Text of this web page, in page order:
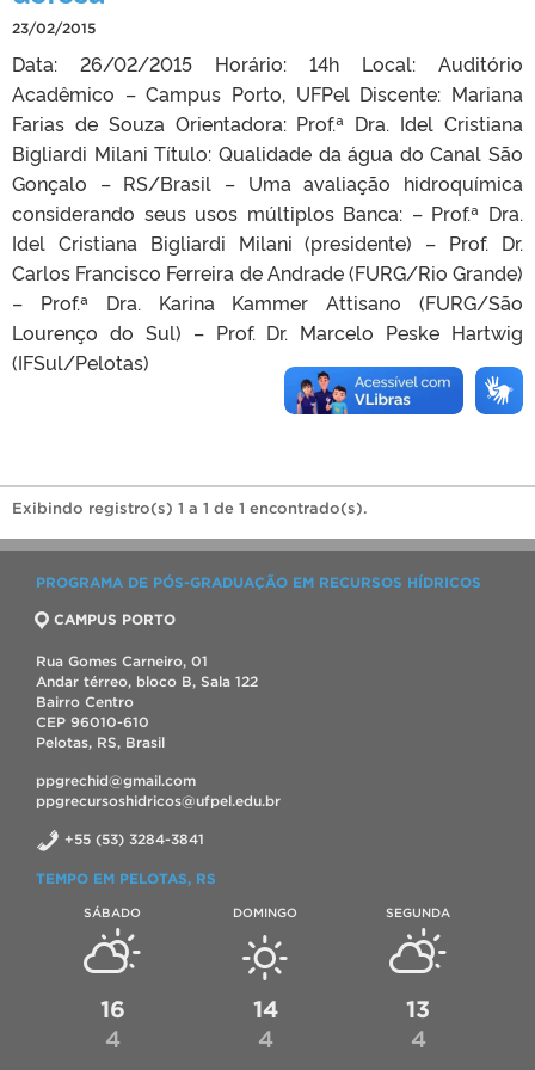
23/02/2015
Data: 26/02/2015 Horário: 14h Local: Auditório
Acadêmico – Campus Porto, UFPel Discente: Mariana
Farias de Souza Orientadora: Prof.ª Dra. Idel Cristiana
Bigliardi Milani Título: Qualidade da água do Canal São
Gonçalo – RS/Brasil – Uma avaliação hidroquímica
considerando seus usos múltiplos Banca: – Prof.ª Dra.
Idel Cristiana Bigliardi Milani (presidente) – Prof. Dr.
Carlos Francisco Ferreira de Andrade (FURG/Rio Grande)
– Prof.ª Dra. Karina Kammer Attisano (FURG/São
Lourenço do Sul) – Prof. Dr. Marcelo Peske Hartwig
(IFSul/Pelotas)
Exibindo registro(s) 1 a 1 de 1 encontrado(s).
PROGRAMA DE PÓS-GRADUAÇÃO EM RECURSOS HÍDRICOS
CAMPUS PORTO
Rua Gomes Carneiro, 01
Andar térreo, bloco B, Sala 122
Bairro Centro
CEP 96010-610
Pelotas, RS, Brasil
ppgrechid@gmail.com
ppgrecursoshidricos@ufpel.edu.br
+55 (53) 3284-3841
TEMPO EM PELOTAS, RS
SÁBADO
16
4
DOMINGO
14
4
SEGUNDA
13
4